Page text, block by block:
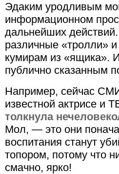
Эдаким уродливым
информационном
дальнейших
различные «тролли»
кумирам из «ящика».
публично сказанным
Например, сейчас
известной актрисе и
толкнула
Мол, — это они
воспитания станут
топором, потому что
смачно, ярко!